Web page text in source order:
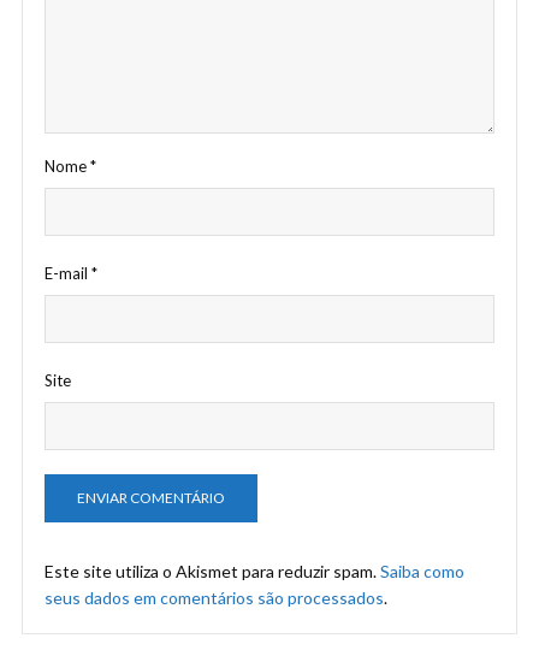
Nome*
E-mail *
Site
Este site utiliza o Akismet para reduzir spam.Saiba como
seus dados em comentários são processados.